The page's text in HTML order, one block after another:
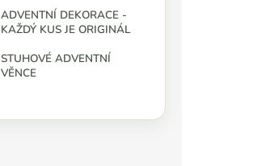
ADVENTNÍ DEKORACE -
KAŽDÝ KUS JE ORIGINÁL
STUHOVÉ ADVENTNÍ
VĚNCE